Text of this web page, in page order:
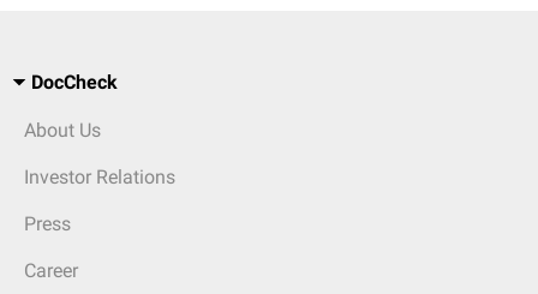
DocCheck
About Us
Investor Relations
Press
Career